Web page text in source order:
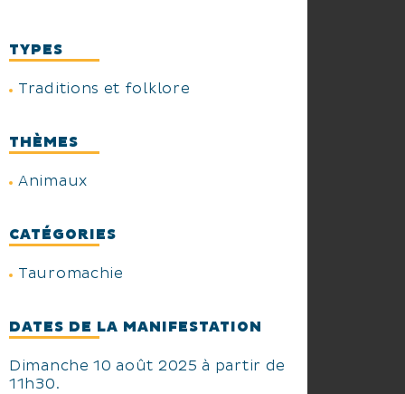
TYPES
Traditions et folklore
THÈMES
Animaux
CATÉGORIES
Tauromachie
DATES DE LA MANIFESTATION
Dimanche 10 août 2025 à partir de
11h30.